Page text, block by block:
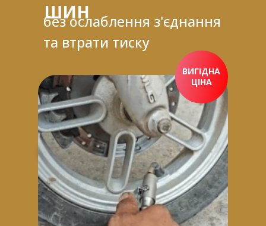
ПРИДБАТИ ЗАРАЗ
ШИН
без ослаблення з'єднання
та втрати тиску
ВИГІДНА
ЦІНА